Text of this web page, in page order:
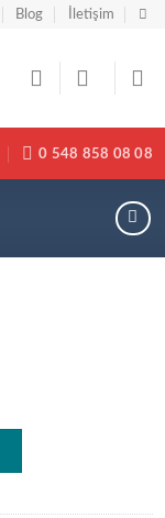
Blog İletişim
0 548 858 08 08